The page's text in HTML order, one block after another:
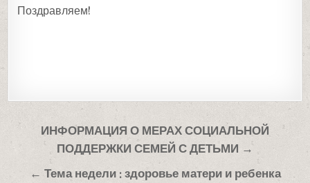
Поздравляем!
Навигация
по
записям
ИНФОРМАЦИЯ О МЕРАХ СОЦИАЛЬНОЙ
ПОДДЕРЖКИ СЕМЕЙ С ДЕТЬМИ →
← Тема недели : здоровье матери и ребенка